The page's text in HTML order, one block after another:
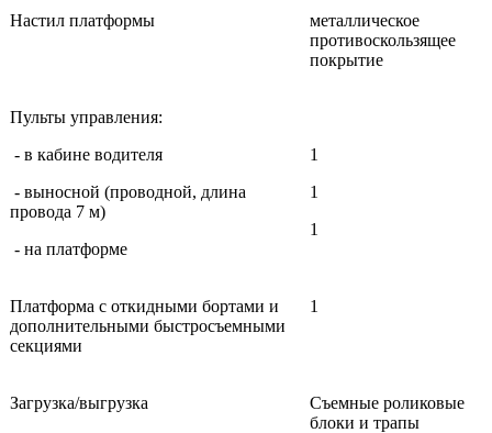
Настил платформы
металлическое
противоскользящее
покрытие
Пульты управления:
- в кабине водителя
- выносной (проводной, длина
провода 7 м)
- на платформе
1
1
1
Платформа с откидными бортами и
дополнительными быстросъемными
секциями
1
Загрузка/выгрузка
Съемные роликовые
блоки и трапы